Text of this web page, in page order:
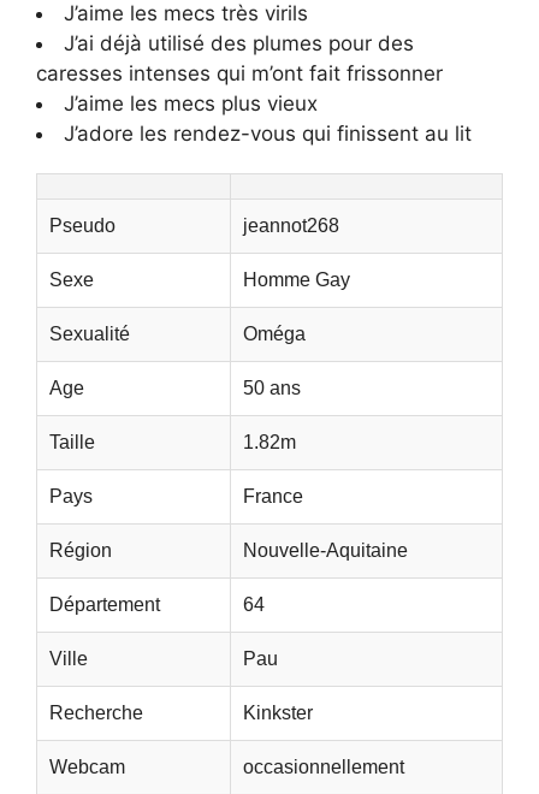
J’aime les mecs très virils
J’ai déjà utilisé des plumes pour des
caresses intenses qui m’ont fait frissonner
J’aime les mecs plus vieux
J’adore les rendez-vous qui finissent au lit
Pseudo jeannot268
Sexe Homme Gay
Sexualité Oméga
Age 50 ans
Taille 1.82m
Pays France
Région Nouvelle-Aquitaine
Département 64
Ville Pau
Recherche Kinkster
Webcam occasionnellement